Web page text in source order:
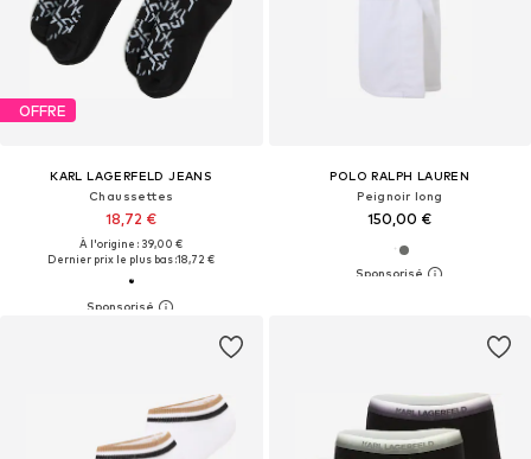
OFFRE
KARL LAGERFELD JEANS
Chaussettes
18,72 €
À l'origine : 39,00 €
Dernier prix le plus bas :18,72 €
POLO RALPH LAUREN
Peignoir long
150,00 €